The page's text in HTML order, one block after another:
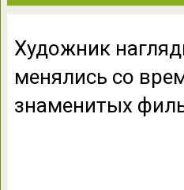
Художник
менялись со
знаменитых